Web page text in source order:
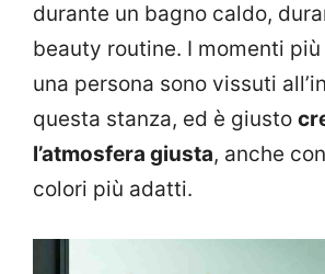
durante un bagno caldo,
beauty routine. I momenti
una persona sono vissuti
questa stanza, ed è giusto
l’atmosfera giusta, anche
colori più adatti.